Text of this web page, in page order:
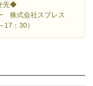
先◆
株式会社スプレス
17：30）